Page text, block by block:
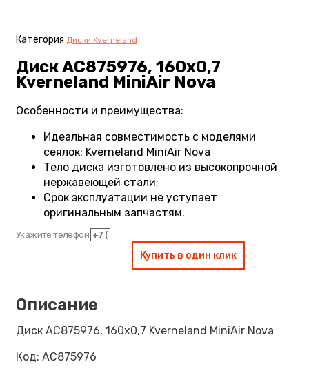
Категория Диски Kverneland
Диск AC875976, 160х0,7
Kverneland MiniAir Nova
Особенности и преимущества:
Идеальная совместимость с моделями
сеялок: Kverneland MiniAir Nova
Тело диска изготовлено из высокопрочной
нержавеющей стали;
Срок эксплуатации не уступает
оригинальным запчастям.
Укажите телефон
Купить в один клик
Диск AC875976, 160х0,7 Kverneland MiniAir Nova
Код: AC875976